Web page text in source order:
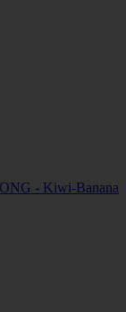
- Kiwi-Banana